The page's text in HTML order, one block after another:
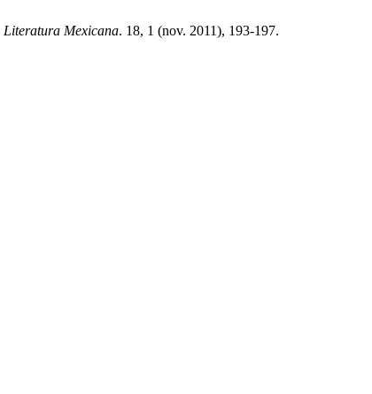
Literatura Mexicana. 18, 1 (nov. 2011), 193-197.